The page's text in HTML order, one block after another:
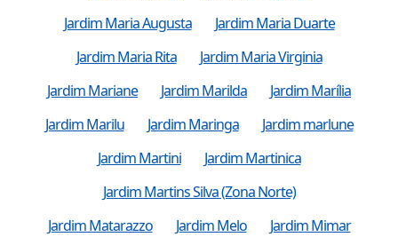
Jardim Maria Augusta
Jardim Maria Duarte
Jardim Maria Rita
Jardim Maria Virginia
Jardim Mariane
Jardim Marilda
Jardim Marília
Jardim Marilu
Jardim Maringa
Jardim marlune
Jardim Martini
Jardim Martinica
Jardim Martins Silva (Zona Norte)
Jardim Matarazzo
Jardim Melo
Jardim Mimar